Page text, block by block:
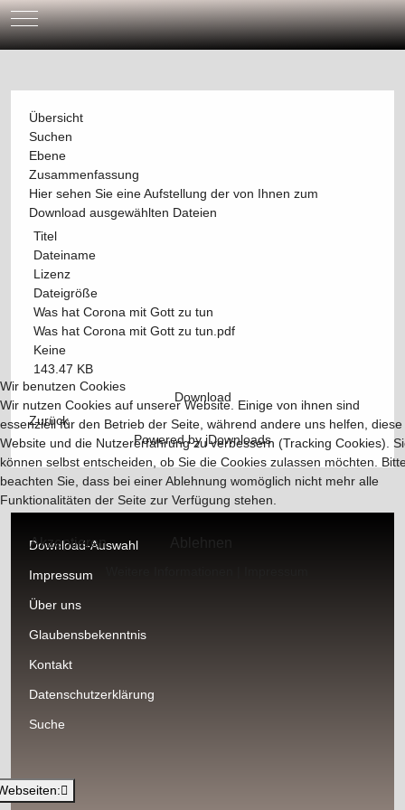
Mobile Menu Toggle
Übersicht
Suchen
Ebene
Zusammenfassung
Hier sehen Sie eine Aufstellung der von Ihnen zum
Download ausgewählten Dateien
Titel
Dateiname
Lizenz
Dateigröße
Was hat Corona mit Gott zu tun
Was hat Corona mit Gott zu tun.pdf
Keine
143.47 KB
Download
Zurück
Powered by jDownloads
Download-Auswahl
Impressum
Über uns
Glaubensbekenntnis
Kontakt
Datenschutzerklärung
Suche
Wir benutzen Cookies
Wir nutzen Cookies auf unserer Website. Einige von ihnen sind
essenziell für den Betrieb der Seite, während andere uns helfen, diese
Website und die Nutzererfahrung zu verbessern (Tracking Cookies).
können selbst entscheiden, ob Sie die Cookies zulassen möchten.
beachten Sie, dass bei einer Ablehnung womöglich nicht mehr alle
Funktionalitäten der Seite zur Verfügung stehen.
Akzeptieren Ablehnen